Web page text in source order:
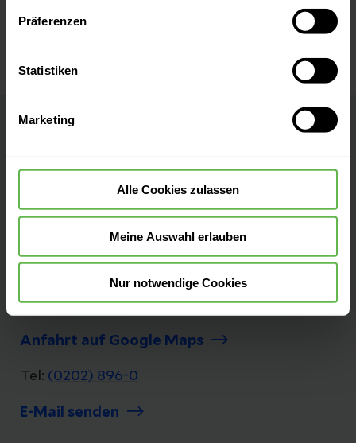
Es steht Ihnen frei, unsere Seite mit nur den notwendigen
Cookies zu benutzen, eine individuelle Auswahl
oder durch Auswahl von „Alle Cookies akzeptieren“ in die
widerrufen.
Präferenzen
Statistiken
Marketing
Alle Cookies zulassen
Meine Auswahl erlauben
Nur notwendige Cookies
Arzt in Weiterbildung
Wuppertal
Heusnerstraße 40
42283 Wuppertal
Anfahrt auf Google Maps
Tel: (0202) 896-0
E-Mail senden